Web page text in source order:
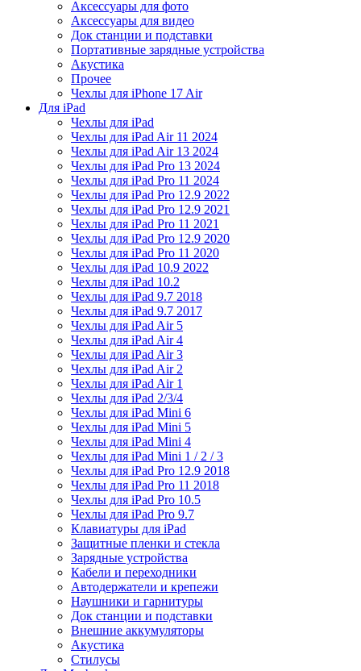
Аксессуары для фото
Аксессуары для видео
Док станции и подставки
Портативные зарядные устройства
Акустика
Прочее
Чехлы для iPhone 17 Air
Для iPad
Чехлы для iPad
Чехлы для iPad Air 11 2024
Чехлы для iPad Air 13 2024
Чехлы для iPad Pro 13 2024
Чехлы для iPad Pro 11 2024
Чехлы для iPad Pro 12.9 2022
Чехлы для iPad Pro 12.9 2021
Чехлы для iPad Pro 11 2021
Чехлы для iPad Pro 12.9 2020
Чехлы для iPad Pro 11 2020
Чехлы для iPad 10.9 2022
Чехлы для iPad 10.2
Чехлы для iPad 9.7 2018
Чехлы для iPad 9.7 2017
Чехлы для iPad Air 5
Чехлы для iPad Air 4
Чехлы для iPad Air 3
Чехлы для iPad Air 2
Чехлы для iPad Air 1
Чехлы для iPad 2/3/4
Чехлы для iPad Mini 6
Чехлы для iPad Mini 5
Чехлы для iPad Mini 4
Чехлы для iPad Mini 1 / 2 / 3
Чехлы для iPad Pro 12.9 2018
Чехлы для iPad Pro 11 2018
Чехлы для iPad Pro 10.5
Чехлы для iPad Pro 9.7
Клавиатуры для iPad
Защитные пленки и стекла
Зарядные устройства
Кабели и переходники
Автодержатели и крепежи
Наушники и гарнитуры
Док станции и подставки
Внешние аккумуляторы
Акустика
Стилусы